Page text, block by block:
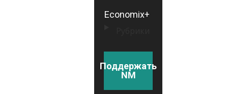
Economix+
Поддержать
NM